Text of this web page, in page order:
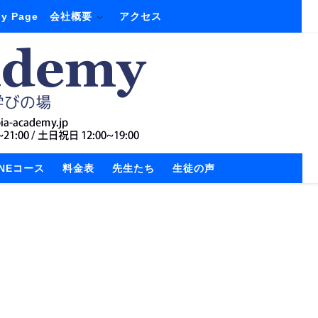
Page 会社概要 アクセス
コース 料金表 先生たち 生徒の声